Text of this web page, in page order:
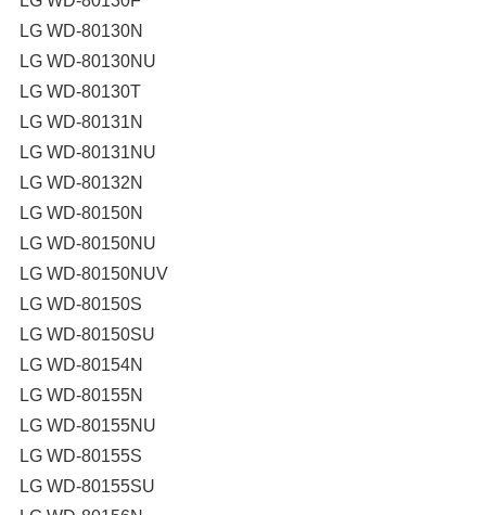
LG WD-80130N
LG WD-80130NU
LG WD-80130T
LG WD-80131N
LG WD-80131NU
LG WD-80132N
LG WD-80150N
LG WD-80150NU
LG WD-80150NUV
LG WD-80150S
LG WD-80150SU
LG WD-80154N
LG WD-80155N
LG WD-80155NU
LG WD-80155S
LG WD-80155SU